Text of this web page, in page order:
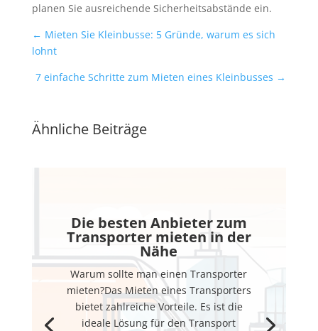
planen Sie ausreichende Sicherheitsabstände ein.
← Mieten Sie Kleinbusse: 5 Gründe, warum es sich
lohnt
7 einfache Schritte zum Mieten eines Kleinbusses →
Ähnliche Beiträge
Die besten Anbieter zum
Transporter mieten in der
Nähe
Warum sollte man einen Transporter
mieten?Das Mieten eines Transporters
bietet zahlreiche Vorteile. Es ist die
ideale Lösung für den Transport